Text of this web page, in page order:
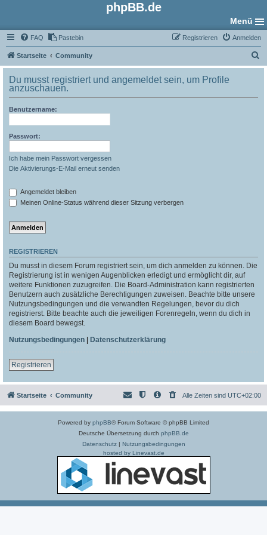
phpBB.de
Menü
FAQ Pastebin Anmelden
Registrieren
Startseite Community
u
Du musst registriert und angemeldet sein, um Profile
anzuschauen.
Benutzername:
Passwort:
Ich habe mein Passwort vergessen
Die Aktivierungs-E-Mail erneut senden
Angemeldet bleiben
Meinen Online-Status während dieser Sitzung verbergen
REGISTRIEREN
Du musst in diesem Forum registriert sein, um dich anmelden zu können. Die
Registrierung ist in wenigen Augenblicken erledigt und ermöglicht dir, auf
weitere Funktionen zuzugreifen. Die Board-Administration kann registrierten
Benutzern auch zusätzliche Berechtigungen zuweisen. Beachte bitte unsere
Nutzungsbedingungen und die verwandten Regelungen, bevor du dich
registrierst. Bitte beachte auch die jeweiligen Forenregeln, wenn du dich in
diesem Board bewegst.
Nutzungsbedingungen | Datenschutzerklärung
Registrieren
Startseite Community Alle Zeiten sind UTC+02:00
Powered by phpBB® Forum Software © phpBB Limited
Deutsche Übersetzung durch phpBB.de
Datenschutz| Nutzungsbedingungen
hosted by Linevast.de